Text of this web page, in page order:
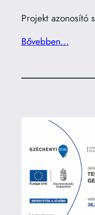
Projekt azonosító
Bővebben…